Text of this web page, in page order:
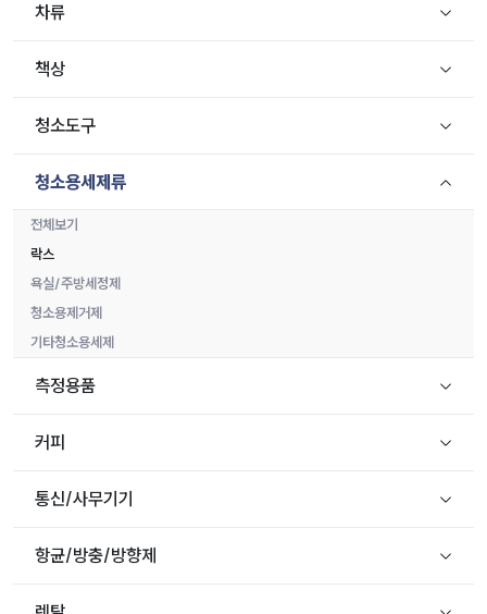
차류
책상
청소도구
청소용세제류
전체보기
락스
욕실/주방세정제
청소용제거제
기타청소용세제
측정용품
커피
통신/사무기기
항균/방충/방향제